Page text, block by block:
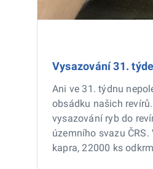
Vysazování 31.
Ani ve 31. týdnu
obsádku našich
vysazování ryb do
územního svazu
kapra, 22000 ks